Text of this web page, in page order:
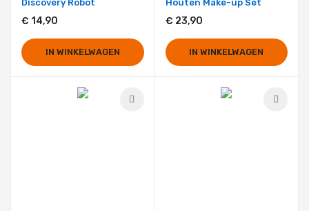
Discovery Robot
€ 14,90
IN WINKELWAGEN
Houten Make-up Set
€ 23,90
IN WINKELWAGEN